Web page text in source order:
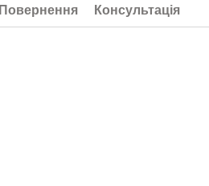
Повернення Консультація